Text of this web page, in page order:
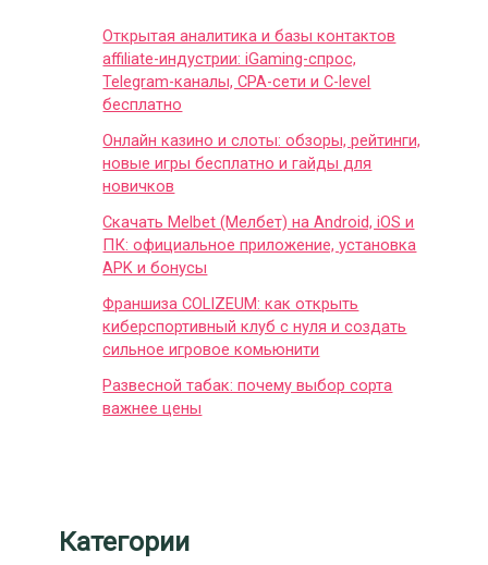
Открытая аналитика и базы контактов
affiliate-индустрии: iGaming-спрос,
Telegram-каналы, CPA-сети и C-level
бесплатно
Онлайн казино и слоты: обзоры, рейтинги,
новые игры бесплатно и гайды для
новичков
Скачать Melbet (Мелбет) на Android, iOS и
ПК: официальное приложение, установка
APK и бонусы
Франшиза COLIZEUM: как открыть
киберспортивный клуб с нуля и создать
сильное игровое комьюнити
Развесной табак: почему выбор сорта
важнее цены
Категории